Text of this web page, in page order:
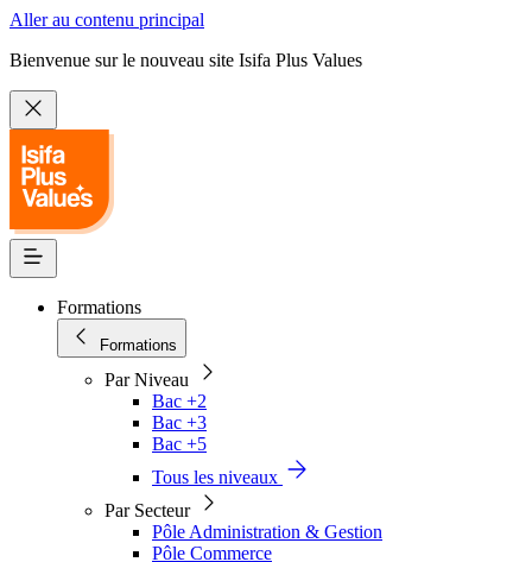
Aller au contenu principal
Bienvenue sur le nouveau site Isifa Plus Values
Formations
Formations
Par Niveau
Bac +2
Bac +3
Bac +5
Tous les niveaux
Par Secteur
Pôle Administration & Gestion
Pôle Commerce